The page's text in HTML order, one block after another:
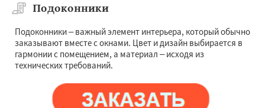
Подоконники
Подоконники – важный элемент интерьера, который обычно
заказывают вместе с окнами. Цвет и дизайн выбирается в
гармонии с помещением, а материал – исходя из
технических требований.